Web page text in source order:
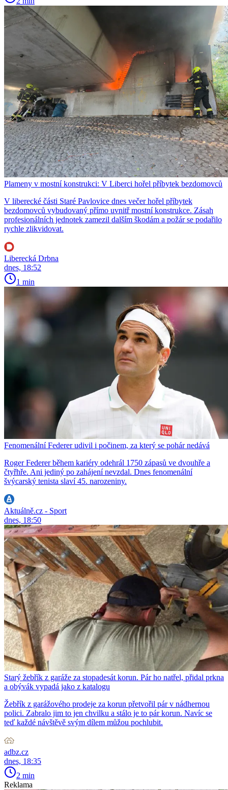
Plameny v mostní konstrukci: V Liberci hořel příbytek bezdomovců
V liberecké části Staré Pavlovice dnes večer hořel příbytek
bezdomovců vybudovaný přímo uvnitř mostní konstrukce. Zásah
profesionálních jednotek zamezil dalším škodám a požár se podařilo
rychle zlikvidovat.
Liberecká Drbna
dnes, 18:52
1 min
Fenomenální Federer udivil i počinem, za který se pohár nedává
Roger Federer během kariéry odehrál 1750 zápasů ve dvouhře a
čtyřhře. Ani jediný po zahájení nevzdal. Dnes fenomenální
švýcarský tenista slaví 45. narozeniny.
Aktuálně.cz - Sport
dnes, 18:50
Starý žebřík z garáže za stopadesát korun. Pár ho natřel, přidal prkna
a obývák vypadá jako z katalogu
Žebřík z garážového prodeje za korun přetvořil pár v nádhernou
polici. Zabralo jim to jen chvilku a stálo je to pár korun. Navíc se
teď každé návštěvě svým dílem můžou pochlubit.
adbz.cz
dnes, 18:35
2 min
Reklama